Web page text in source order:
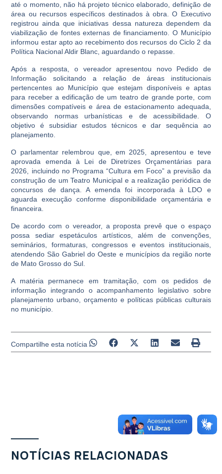
até o momento, não há projeto técnico elaborado, definição de
área ou recursos específicos destinados à obra. O Executivo
registrou ainda que iniciativas dessa natureza dependem da
viabilização de fontes externas de financiamento. O Município
informou estar apto ao recebimento dos recursos do Ciclo 2 da
Política Nacional Aldir Blanc, aguardando o repasse.
Após a resposta, o vereador apresentou novo Pedido de
Informação solicitando a relação de áreas institucionais
pertencentes ao Município que estejam disponíveis e aptas
para receber a edificação de um teatro de grande porte, com
dimensões compatíveis e área de estacionamento adequada,
observando normas urbanísticas e de acessibilidade. O
objetivo é subsidiar estudos técnicos e dar sequência ao
planejamento.
O parlamentar relembrou que, em 2025, apresentou e teve
aprovada emenda à Lei de Diretrizes Orçamentárias para
2026, incluindo no Programa “Cultura em Foco” a previsão da
construção de um Teatro Municipal e a realização periódica de
concursos de dança. A emenda foi incorporada à LDO e
aguarda execução conforme disponibilidade orçamentária e
financeira.
De acordo com o vereador, a proposta prevê que o espaço
possa sediar espetáculos artísticos, além de convenções,
seminários, formaturas, congressos e eventos institucionais,
atendendo São Gabriel do Oeste e municípios da região norte
de Mato Grosso do Sul.
A matéria permanece em tramitação, com os pedidos de
informação integrando o acompanhamento legislativo sobre
planejamento urbano, orçamento e políticas públicas culturais
no município.
Compartilhe esta notícia
NOTÍCIAS RELACIONADAS